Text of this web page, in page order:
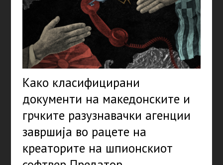
Како класифицирани
документи на македонските и
грчките разузнавачки агенции
завршија во рацете на
креаторите на шпионскиот